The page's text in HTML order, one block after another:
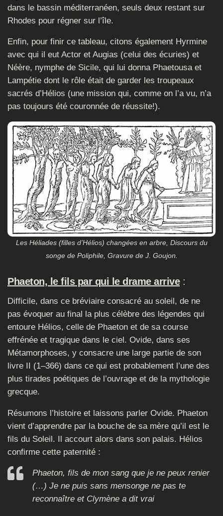
dans le bassin méditerranéen, seuls deux restant sur
Rhodes pour régner sur l’île.
Enfin, pour finir ce tableau, citons également Hyrmine
avec qui il eut Actor et Augias (celui des écuries) et
Néère, nymphe de Sicile, qui lui donna Phaetousa et
Lampétie dont le rôle était de garder les troupeaux
sacrés d’Hélios (une mission qui, comme on l’a vu, n’a
pas toujours été couronnée de réussite!).
Les Héliades (filles d’Hélios) changées en arbre, Discours du
songe de Poliphile, Gravure de J. Goujon.
Phaeton, le fils par qui le drame arrive:
Difficile, dans ce bréviaire consacré au soleil, de ne
pas évoquer au final la plus célèbre des légendes qui
entoure Hélios, celle de Phaeton et de sa course
effrénée et tragique dans le ciel. Ovide, dans ses
Métamorphoses, y consacre une large partie de son
livre II (1–366) dans ce qui est probablement l’une des
plus tirades poétiques de l’ouvrage et de la mythologie
grecque.
Résumons l’histoire et laissons parler Ovide. Phaeton
vient d’apprendre par la bouche de sa mère qu’il est le
fils du Soleil. Il accourt alors dans son palais. Hélios
confirme cette paternité :
Phaeton, fils de mon sang que je ne peux renier
(…) Je ne puis sans mensonge ne pas te
reconnaître et Clymène a dit vrai